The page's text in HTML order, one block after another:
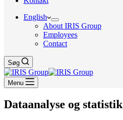
English
About IRIS Group
Employees
Contact
Søg
Menu
Dataanalyse og statistik